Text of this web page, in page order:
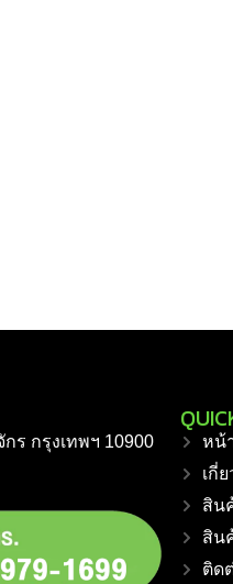
ร กรุงเทพฯ 10900
หน้
เกี่
สิน
สิน
ติด